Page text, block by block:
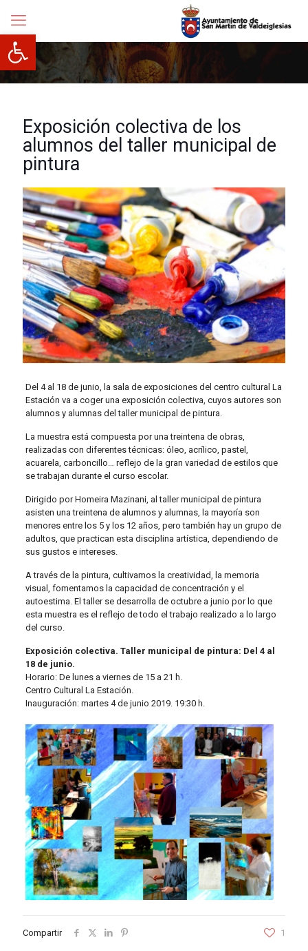
Abrir barra de herramientas
Exposición colectiva de los
alumnos del taller municipal de
pintura
Del 4 al 18 de junio, la sala de exposiciones del centro cultural La
Estación va a coger una exposición colectiva, cuyos autores son
alumnos y alumnas del taller municipal de pintura.
La muestra está compuesta por una treintena de obras,
realizadas con diferentes técnicas: óleo, acrílico, pastel,
acuarela, carboncillo… reflejo de la gran variedad de estilos que
se trabajan durante el curso escolar.
Dirigido por Homeira Mazinani, al taller municipal de pintura
asisten una treintena de alumnos y alumnas, la mayoría son
menores entre los 5 y los 12 años, pero también hay un grupo de
adultos, que practican esta disciplina artística, dependiendo de
sus gustos e intereses.
A través de la pintura, cultivamos la creatividad, la memoria
visual, fomentamos la capacidad de concentración y el
autoestima. El taller se desarrolla de octubre a junio por lo que
esta muestra es el reflejo de todo el trabajo realizado a lo largo
del curso.
Exposición colectiva. Taller municipal de pintura: Del 4 al
18 de junio.
Horario: De lunes a viernes de 15 a 21 h.
Centro Cultural La Estación.
Inauguración: martes 4 de junio 2019. 19:30 h.
Compartir 1